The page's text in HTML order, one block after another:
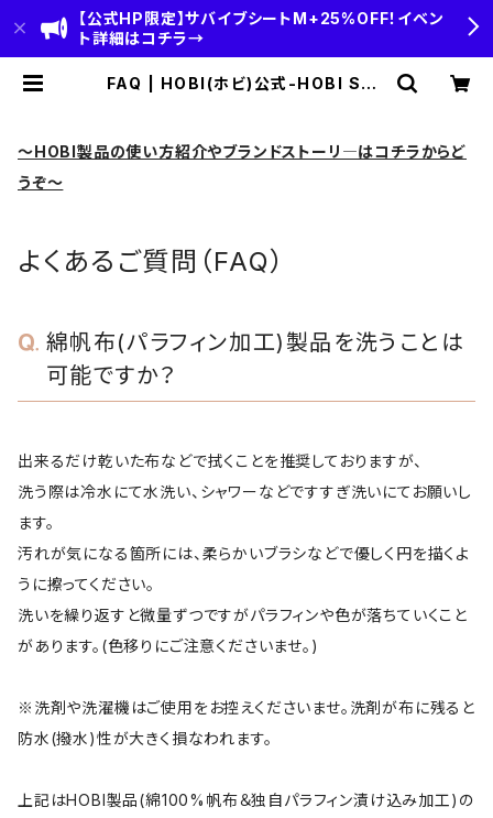
【公式HP限定】サバイブシートM+25%OFF！イベン
ト詳細はコチラ→
FAQ | HOBI(ホビ)公式-HOBI STA
～HOBI製品の使い方紹介やブランドストーリ―はコチラからど
うぞ～
よくあるご質問（FAQ）
綿帆布(パラフィン加工)製品を洗うことは
可能ですか？
出来るだけ乾いた布などで拭くことを推奨しておりますが、
洗う際は冷水にて水洗い、シャワーなどですすぎ洗いにてお願いし
ます。
汚れが気になる箇所には、柔らかいブラシなどで優しく円を描くよ
うに擦ってください。
洗いを繰り返すと微量ずつですがパラフィンや色が落ちていくこと
があります。(色移りにご注意くださいませ。)
※洗剤や洗濯機はご使用をお控えくださいませ。洗剤が布に残ると
防水(撥水)性が大きく損なわれます。
上記はHOBI製品(綿100%帆布＆独自パラフィン漬け込み加工)の